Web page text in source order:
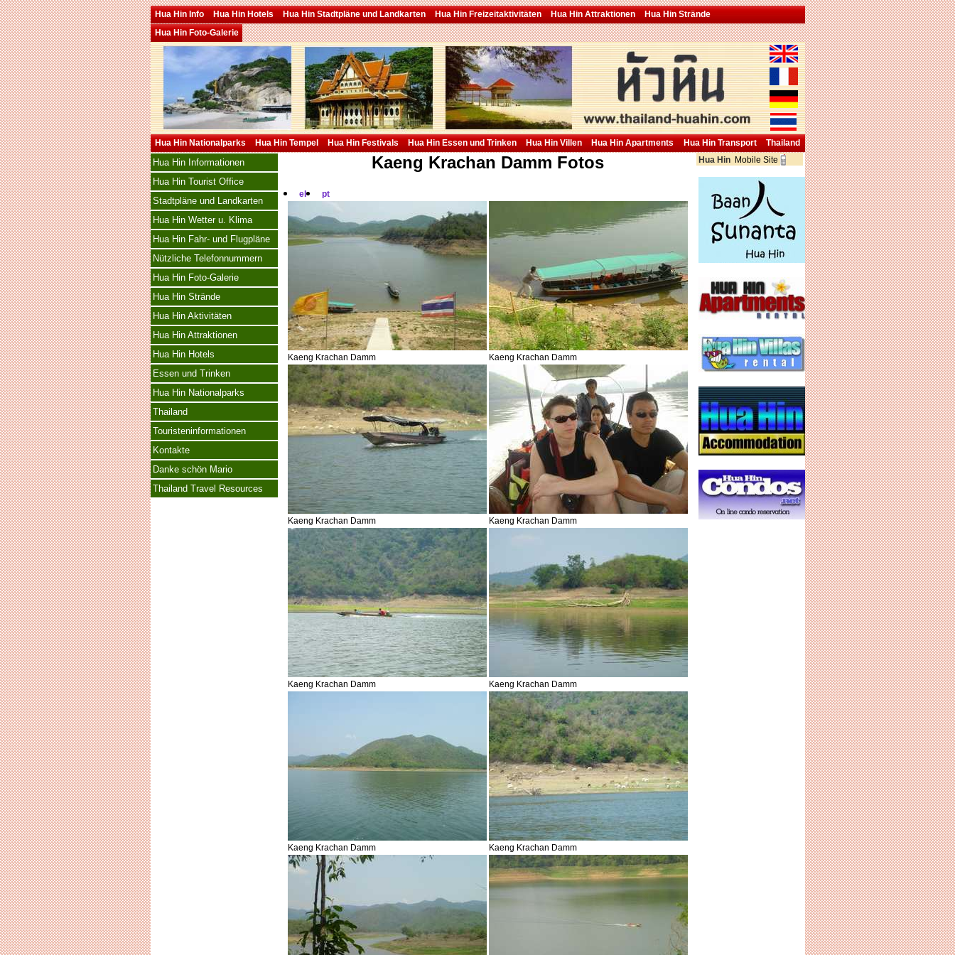
Hua Hin Info Hua Hin Hotels Hua Hin Stadtpläne und Landkarten Hua Hin Freizeitaktivitäten Hua Hin Attraktionen
Hua Hin Strände
Hua Hin Foto-Galerie
Hua Hin Nationalparks Hua Hin Tempel Hua Hin Festivals Hua Hin Essen und Trinken Hua Hin Villen Hua Hin Apartments Hua Hin Transport Thailand
Hua Hin Informationen
Hua Hin Tourist Office
Stadtpläne und Landkarten
Hua Hin Wetter u. Klima
Hua Hin Fahr- und Flugpläne
Nützliche Telefonnummern
Hua Hin Foto-Galerie
Hua Hin Strände
Hua Hin Aktivitäten
Hua Hin Attraktionen
Hua Hin Hotels
Essen und Trinken
Hua Hin Nationalparks
Thailand
Touristeninformationen
Kontakte
Danke schön Mario
Thailand Travel Resources
Kaeng Krachan Damm Fotos
el pt
Kaeng Krachan Damm Kaeng Krachan Damm
Kaeng Krachan Damm Kaeng Krachan Damm
Kaeng Krachan Damm Kaeng Krachan Damm
Kaeng Krachan Damm Kaeng Krachan Damm
Hua Hin Mobile Site